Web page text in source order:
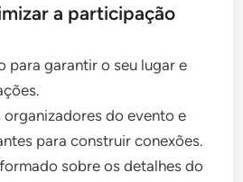
a participação
para garantir o seu lugar e
do evento e
para construir conexões.
sobre os detalhes do